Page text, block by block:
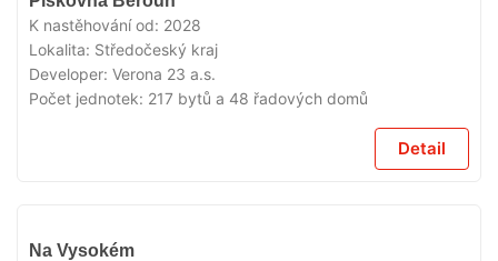
K nastěhování od: 2028
Lokalita: Středočeský kraj
Developer: Verona 23 a.s.
Počet jednotek: 217 bytů a 48 řadových domů
Detail
Na Vysokém